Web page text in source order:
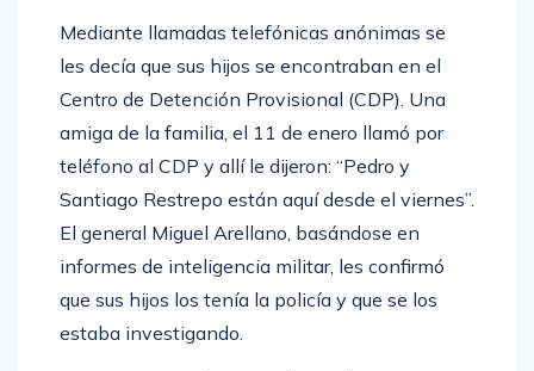
Mediante llamadas telefónicas anónimas se
les decía que sus hijos se encontraban en el
Centro de Detención Provisional (CDP). Una
amiga de la familia, el 11 de enero llamó por
teléfono al CDP y allí le dijeron: “Pedro y
Santiago Restrepo están aquí desde el viernes”.
El general Miguel Arellano, basándose en
informes de inteligencia militar, les confirmó
que sus hijos los tenía la policía y que se los
estaba investigando.